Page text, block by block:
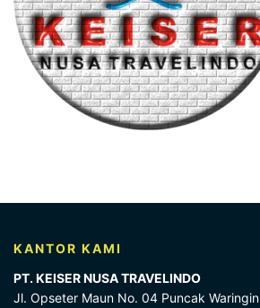
KANTOR KAMI
PT. KEISER NUSA TRAVELINDO
Jl. Opseter Maun No. 04 Puncak Waringin